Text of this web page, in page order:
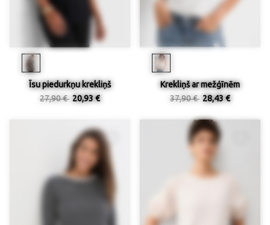
Īsu piedurkņu krekliņš
27,90 € 20,93 €
Krekliņš ar mežģīnēm
37,90 € 28,43 €